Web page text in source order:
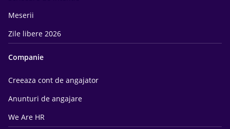
Meserii
Zile libere 2026
Companie
Creeaza cont de angajator
Anunturi de angajare
We Are HR